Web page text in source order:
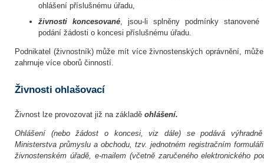
ohlášení příslušnému úřadu,
živnosti koncesované, jsou-li splněny podmínky stanovené
podání žádosti o koncesi příslušnému úřadu.
Podnikatel (živnostník) může mít více živnostenských oprávnění,
zahrnuje více oborů činností.
Živnosti ohlašovací
Živnost lze provozovat již na základě ohlášení.
Ohlášení (nebo žádost o koncesi, viz dále) se podává
Ministerstva průmyslu a obchodu, tzv. jednotném registračním
živnostenském úřadě, e-mailem (včetně zaručeného elektronického